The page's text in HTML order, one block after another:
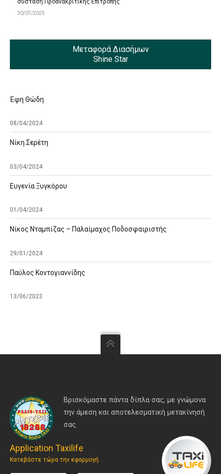
30/07/2025
Μεταφορά Διασήμων
Shine Star
Έφη Θώδη
08/04/2024
Νίκη Σερέτη
03/04/2024
Ευγενία Ξυγκόρου
01/04/2024
Νίκος Νταμπίζας – Παλαίμαχος Ποδοσφαιριστής
29/01/2024
Παύλος Κοντογιαννίδης
13/06/2023
Βρισκόμαστε πάντα δίπλα σας, με γνώμονα
την άμεση και αποτελεσματική μετακίνησή
σας.
Application Taxilife
Κατεβάστε τώρα την εφαρμογή